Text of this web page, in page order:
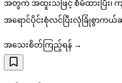
အတွက် အထူးသဖြင့် စီမံထားပြီး၊ က
အရောင်ပိုင်းစုံလင်ပြီးလုံခြုံစွာကယ်
အသေးစိတ်ကြည့်ရန် →